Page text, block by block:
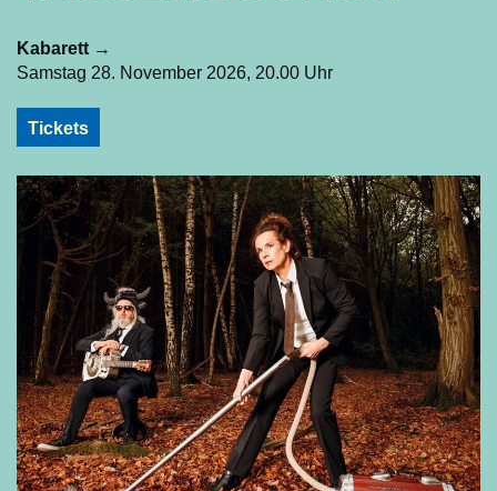
Kabarett →
Samstag 28. November 2026, 20.00 Uhr
Tickets